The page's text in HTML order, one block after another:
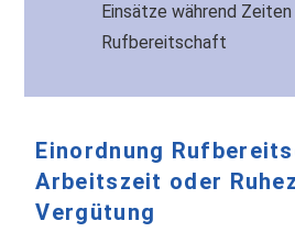
Einsätze während Zeiten
Rufbereitschaft
Einordnung
Arbeitszeit oder
Vergütung